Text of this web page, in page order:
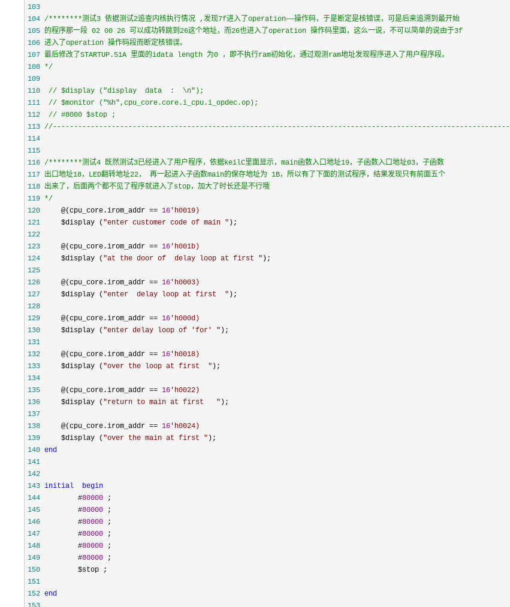
103
104 /*
105
106
107
108 */
109
110
//
111
//
112
//
113 //-------------------------------------------------------------------------------------------------------------
114
115
116 /*
117
118
119 */
120
     @(cpu_core.irom_addr ==
16 ' h0019)
121
     $display (
"enter customer code of main "
122
123
     @(cpu_core.irom_addr ==
16 ' h001b)
124
     $display (
"at the door of  delay loop at first "
125
126
     @(cpu_core.irom_addr ==
16 ' h0003)
127
     $display (
"enter  delay loop at first "
128
129
     @(cpu_core.irom_addr ==
16 ' h000d)
130
     $display (
"enter delay loop of 'for' "
131
132
     @(cpu_core.irom_addr ==
16 ' h0018)
133
     $display (
"over the loop at first "
134
135
     @(cpu_core.irom_addr ==
16 ' h0022)
136
     $display (
"return to main at first "
137
138
     @(cpu_core.irom_addr ==
16 ' h0024)
139
     $display (
"over the main at first "
140 end
141
142
143 initial
begin
144
         #
80000
145
         #
80000
146
         #
80000
147
         #
80000
148
         #
80000
149
         #
80000
150
151
152 end